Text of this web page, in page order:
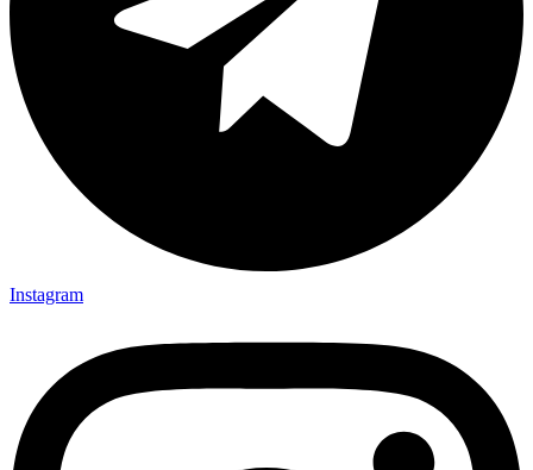
Instagram